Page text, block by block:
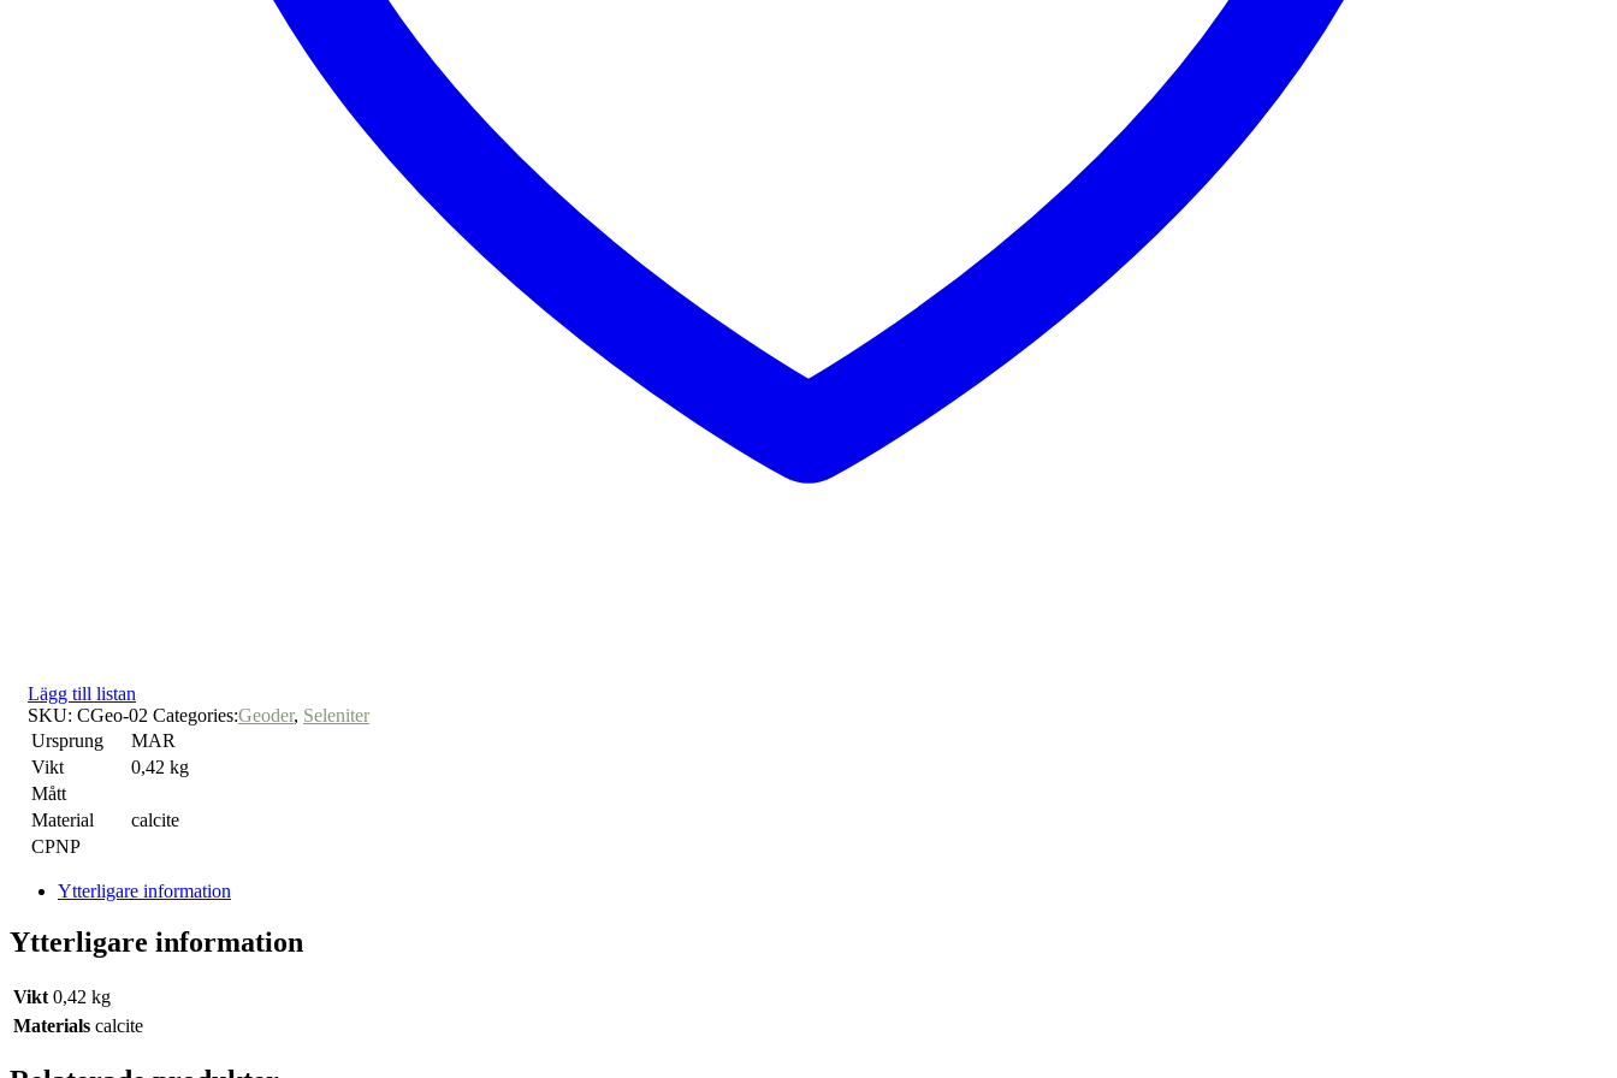
Lägg till listan
SKU: CGeo-02 Categories:Geoder, Seleniter
Ursprung
MAR
Vikt
0,42 kg
Mått
Material
calcite
CPNP
Ytterligare information
Ytterligare information
Vikt 0,42 kg
Materials calcite